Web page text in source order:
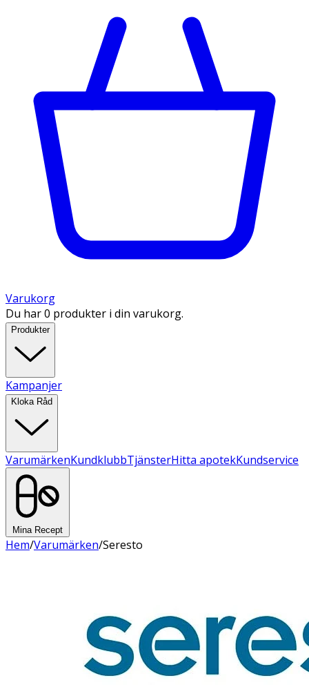
Varukorg
Du har 0 produkter i din varukorg.
Produkter
Kampanjer
Kloka Råd
VarumärkenKundklubbTjänsterHitta apotekKundservice
Mina Recept
Hem/Varumärken/Seresto